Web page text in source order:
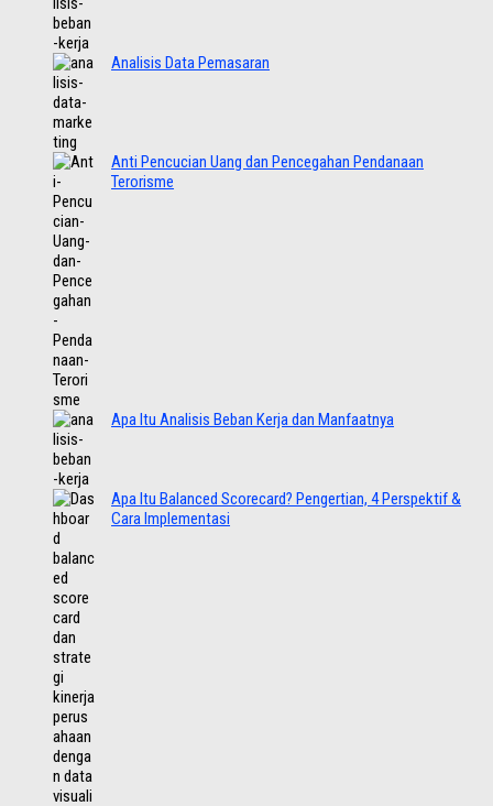
Analisis Data Pemasaran
Anti Pencucian Uang dan Pencegahan Pendanaan
Terorisme
Apa Itu Analisis Beban Kerja dan Manfaatnya
Apa Itu Balanced Scorecard? Pengertian, 4 Perspektif &
Cara Implementasi